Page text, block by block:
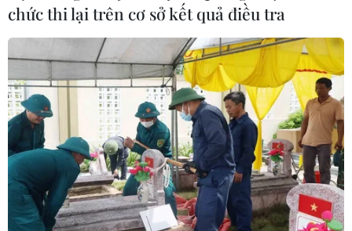
04/08/2026 06:14 04/08/2026 04:15
Cháy chung cư tại Nhật
Bản khiến 12 người bị
thương
04/08/2026 02:49
Boeing 737 MAX 7 được đưa
vào khai thác sau hơn 8
năm chờ đợi
04/08/2026 02:48
chức thi lại trên cơ sở kết quả điều tra